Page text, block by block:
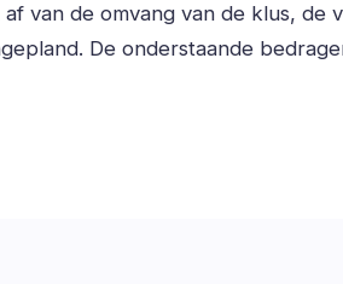
van de omvang van de klus,
De onderstaande